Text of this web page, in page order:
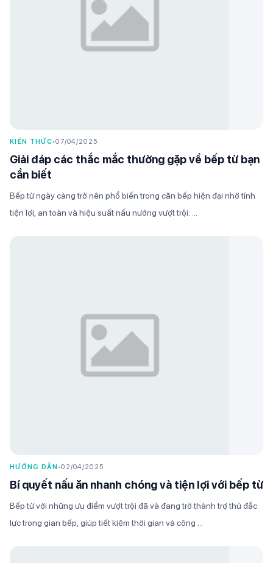
KIẾN THỨC•07/04/2025
Giải đáp các thắc mắc thường gặp về bếp từ bạn
cần biết
Bếp từ ngày càng trở nên phổ biến trong căn bếp hiện đại nhờ tính
tiện lợi, an toàn và hiệu suất nấu nướng vượt trội. ...
HƯỚNG DẪN •02/04/2025
Bí quyết nấu ăn nhanh chóng và tiện lợi với bếp từ
Bếp từ với những ưu điểm vượt trội đã và đang trở thành trợ thủ đắc
lực trong gian bếp, giúp tiết kiệm thời gian và công ...